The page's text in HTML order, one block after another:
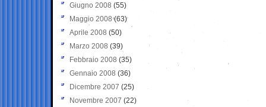
Giugno 2008 (55)
Maggio 2008(63)
Aprile 2008 (50)
Marzo 2008 (39)
Febbraio 2008 (35)
Gennaio 2008 (36)
Dicembre 2007 (25)
Novembre 2007 (22)